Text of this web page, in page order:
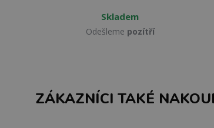
Skladem
Odešleme pozítří
ZÁKAZNÍCI TAKÉ